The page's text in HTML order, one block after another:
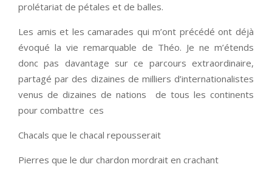
prolétariat de pétales et de balles.
Les amis et les camarades qui m’ont précédé ont déjà
évoqué la vie remarquable de Théo. Je ne m’étends
donc pas davantage sur ce parcours extraordinaire,
partagé par des dizaines de milliers d’internationalistes
venus de dizaines de nations de tous les continents
pour combattre ces
Chacals que le chacal repousserait
Pierres que le dur chardon mordrait en crachant